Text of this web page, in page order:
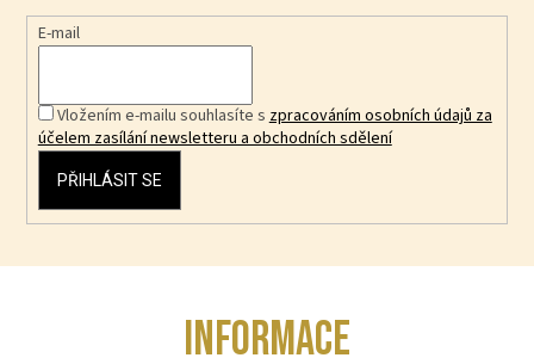
E-mail
Vložením e-mailu souhlasíte szpracováním osobních údajů za
účelem zasílání newsletteru a obchodních sdělení
PŘIHLÁSIT SE
INFORMACE